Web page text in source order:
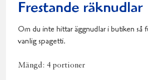
Frestande räknudlar
Om du inte hittar äggnudlar i butiken så
vanlig spagetti.
Mängd: 4 portioner